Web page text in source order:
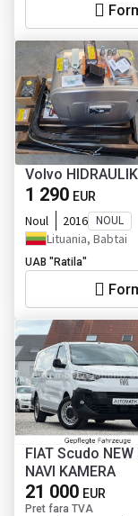
Volvo
1 290 EUR
Noul 2016 NOUL
Lituania, Babtai
UAB "Ratila"
FIAT Scudo
NAVI KAMERA
21 000 EUR
Pret fara TVA